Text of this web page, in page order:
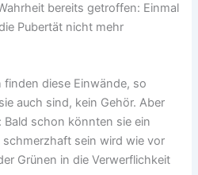
bereits getroffen: Einmal
Pubertät nicht mehr
finden diese Einwände, so
auch sind, kein Gehör. Aber
Bald schon könnten sie ein
sein wird wie vor
Grünen in die Verwerflichkeit